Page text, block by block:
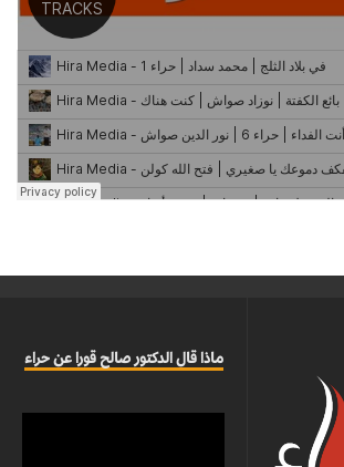
ماذا قال الدكتور صالح قورا عن حراء